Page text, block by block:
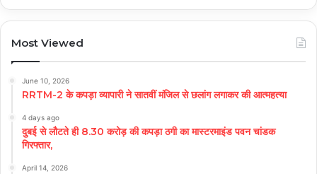
Most Viewed
June 10, 2026
RRTM-2 के कपड़ा व्यापारी ने सातवीं मंजिल से छलांग लगाकर की आत्महत्या
4 days ago
दुबई से लौटते ही 8.30 करोड़ की कपड़ा ठगी का मास्टरमाइंड पवन चांडक
गिरफ्तार,
April 14, 2026